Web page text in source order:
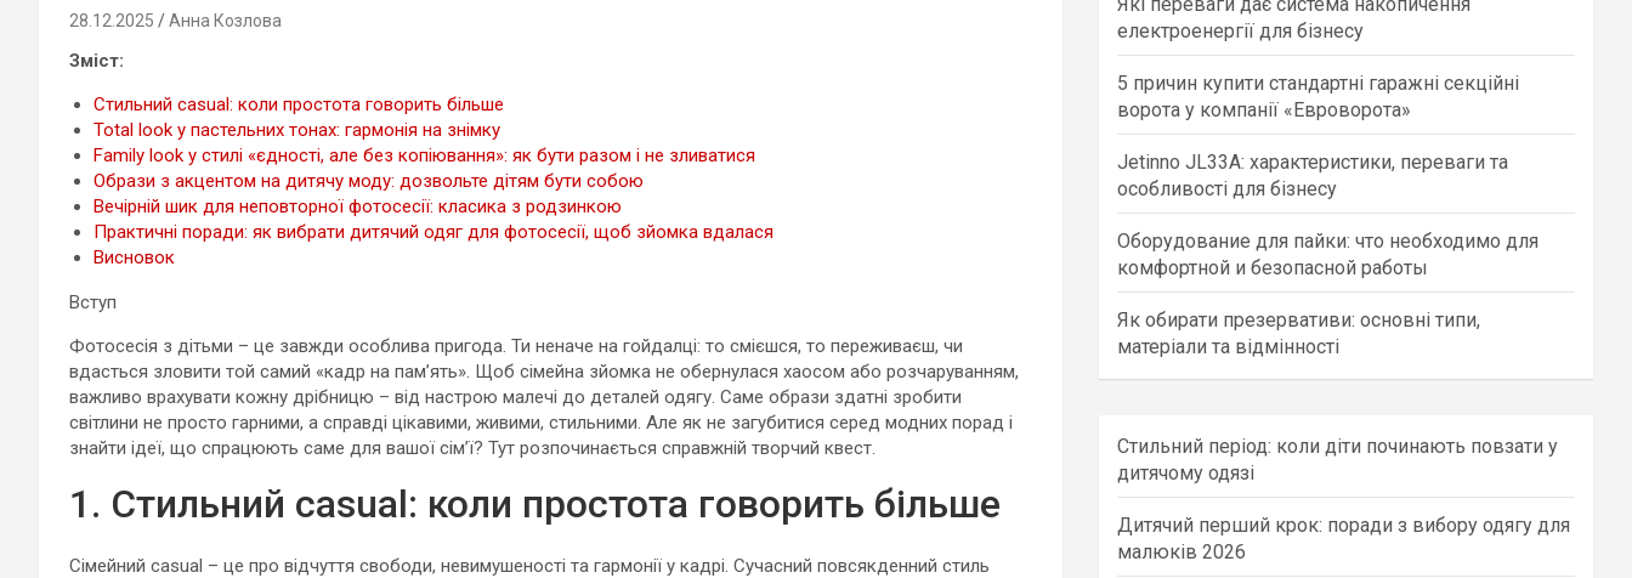
28.12.2025 Анна Козлова
Зміст:
Стильний casual: коли простота говорить більше
Total look у пастельних тонах: гармонія на знімку
Family look у стилі «єдності, але без копіювання»: як бути разом і не зливатися
Образи з акцентом на дитячу моду: дозвольте дітям бути собою
Вечірній шик для неповторної фотосесії: класика з родзинкою
Практичні поради: як вибрати дитячий одяг для фотосесії, щоб зйомка вдалася
Висновок
Вступ
Фотосесія з дітьми – це завжди особлива пригода. Ти неначе на гойдалці: то смієшся, то переживаєш, чи
вдасться зловити той самий «кадр на пам’ять». Щоб сімейна зйомка не обернулася хаосом або розчаруванням,
важливо врахувати кожну дрібницю – від настрою малечі до деталей одягу. Саме образи здатні зробити
світлини не просто гарними, а справді цікавими, живими, стильними. Але як не загубитися серед модних порад і
знайти ідеї, що спрацюють саме для вашої сім’ї? Тут розпочинається справжній творчий квест.
1. Стильний casual: коли простота говорить більше
Сімейний casual – це про відчуття свободи, невимушеності та гармонії у кадрі. Сучасний повсякденний стиль
h
електроенергії для бізнесу
5 причин купити стандартні гаражні секційні
ворота у компанії «Евроворота»
Jetinno JL33A: характеристики, переваги та
особливості для бізнесу
Оборудование для пайки: что необходимо для
комфортной и безопасной работы
Як обирати презервативи: основні типи,
матеріали та відмінності
Стильний період: коли діти починають повзати у
дитячому одязі
Дитячий перший крок: поради з вибору одягу для
малюків 2026